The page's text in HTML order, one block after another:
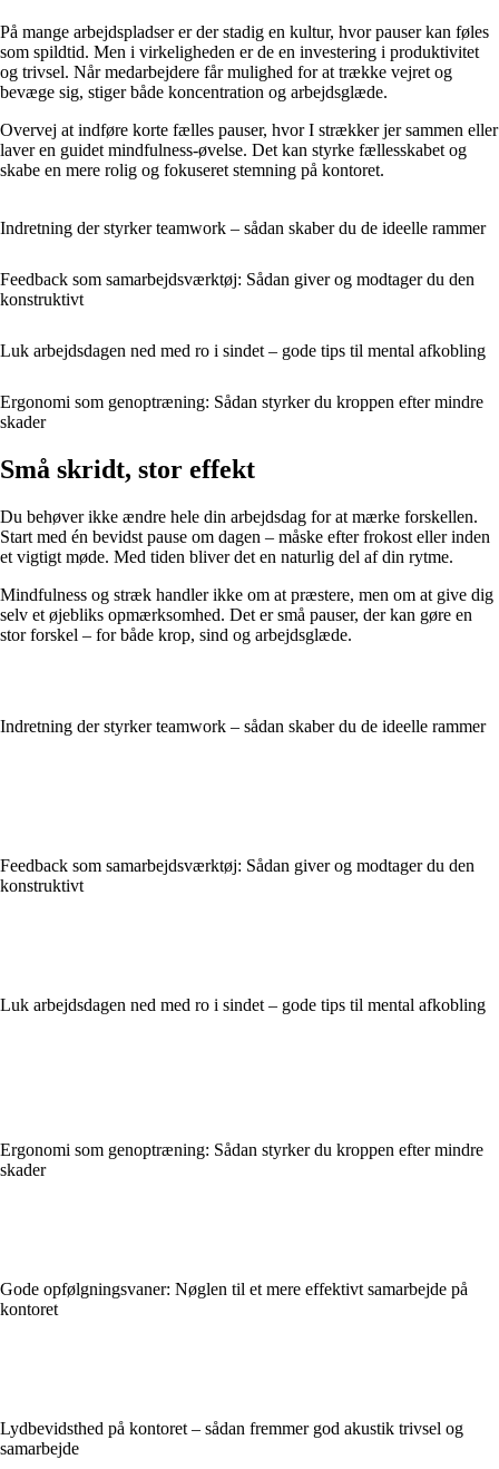
På mange arbejdspladser er der stadig en kultur, hvor pauser kan føles
som spildtid. Men i virkeligheden er de en investering i produktivitet
og trivsel. Når medarbejdere får mulighed for at trække vejret og
bevæge sig, stiger både koncentration og arbejdsglæde.
Overvej at indføre korte fælles pauser, hvor I strækker jer sammen eller
laver en guidet mindfulness-øvelse. Det kan styrke fællesskabet og
skabe en mere rolig og fokuseret stemning på kontoret.
Indretning der styrker teamwork – sådan skaber du de ideelle rammer
Feedback som samarbejdsværktøj: Sådan giver og modtager du den
konstruktivt
Luk arbejdsdagen ned med ro i sindet – gode tips til mental afkobling
Ergonomi som genoptræning: Sådan styrker du kroppen efter mindre
skader
Små skridt, stor effekt
Du behøver ikke ændre hele din arbejdsdag for at mærke forskellen.
Start med én bevidst pause om dagen – måske efter frokost eller inden
et vigtigt møde. Med tiden bliver det en naturlig del af din rytme.
Mindfulness og stræk handler ikke om at præstere, men om at give dig
selv et øjebliks opmærksomhed. Det er små pauser, der kan gøre en
stor forskel – for både krop, sind og arbejdsglæde.
Indretning der styrker teamwork – sådan skaber du de ideelle rammer
Feedback som samarbejdsværktøj: Sådan giver og modtager du den
konstruktivt
Luk arbejdsdagen ned med ro i sindet – gode tips til mental afkobling
Ergonomi som genoptræning: Sådan styrker du kroppen efter mindre
skader
Gode opfølgningsvaner: Nøglen til et mere effektivt samarbejde på
kontoret
Lydbevidsthed på kontoret – sådan fremmer god akustik trivsel og
samarbejde